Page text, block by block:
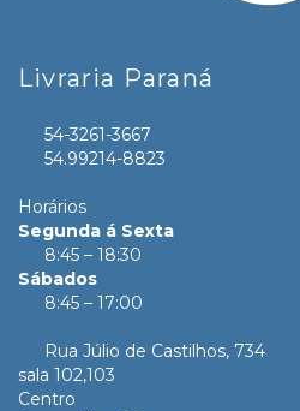
Livraria Paraná
54-3261-3667
54.99214-8823
Horários
Segunda á Sexta
8:45 – 18:30
Sábados
8:45 – 17:00
Rua Júlio de Castilhos, 734
sala 102,103
Centro